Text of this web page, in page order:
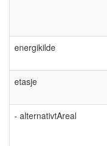
energikilde
etasje
- alternativtAreal